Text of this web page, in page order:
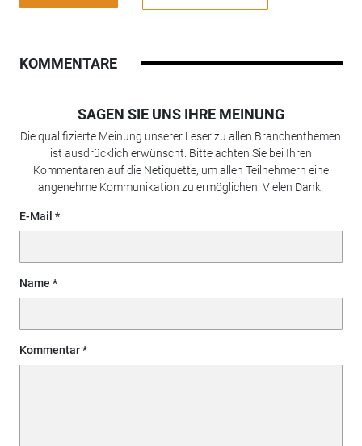
KOMMENTARE
SAGEN SIE UNS IHRE MEINUNG
Die qualifizierte Meinung unserer Leser zu allen Branchenthemen
ist ausdrücklich erwünscht. Bitte achten Sie bei Ihren
Kommentaren auf die Netiquette, um allen Teilnehmern eine
angenehme Kommunikation zu ermöglichen. Vielen Dank!
E-Mail
Name
Kommentar